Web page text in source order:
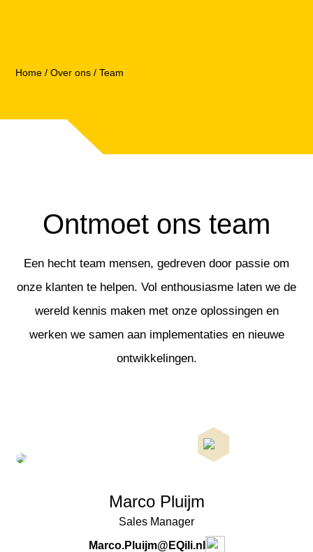
Home /Over ons /Team
Ontmoet ons team
Een hecht team mensen, gedreven door passie om
onze klanten te helpen. Vol enthousiasme laten we de
wereld kennis maken met onze oplossingen en
werken we samen aan implementaties en nieuwe
ontwikkelingen.
Marco Pluijm
Sales Manager
Marco.Pluijm@EQili.nl